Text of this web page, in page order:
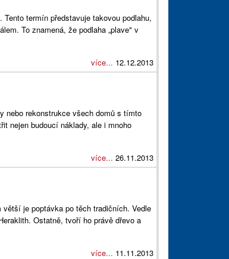
termín představuje takovou podlahu,
To znamená, že podlaha „plave" v
více... 12.12.2013
nebo rekonstrukce všech domů s tímto
nejen budoucí náklady, ale i mnoho
více... 26.11.2013
je poptávka po těch tradičních. Vedle
Ostatně, tvoří ho právě dřevo a
více... 11.11.2013